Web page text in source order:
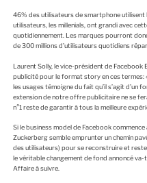
46% des utilisateurs de smartphone utilisent
utilisateurs, les millenials, ont grandi avec
quotidiennement. Les marques pourront
de 300 millions d’utilisateurs quotidiens
Laurent Solly, le vice-président de Facebook
publicité pour le format story en ces termes:
les usages témoigne du fait qu’il s’agit
extension de notre offre publicitaire ne se
n°1 reste de garantir à tous la meilleure
Si le business model de Facebook
Zuckerberg semble emprunter un chemin
des utilisateurs) pour se reconstruire et
le véritable changement de fond annoncé va-
Affaire à suivre.